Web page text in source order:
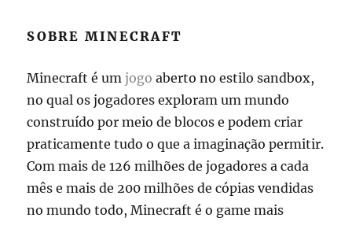
SOBRE MINECRAFT
Minecraft é umjogo aberto no estilo sandbox,
no qual os jogadores exploram um mundo
construído por meio de blocos e podem criar
praticamente tudo o que a imaginação permitir.
Com mais de 126 milhões de jogadores a cada
mês e mais de 200 milhões de cópias vendidas
no mundo todo, Minecraft é o game mais